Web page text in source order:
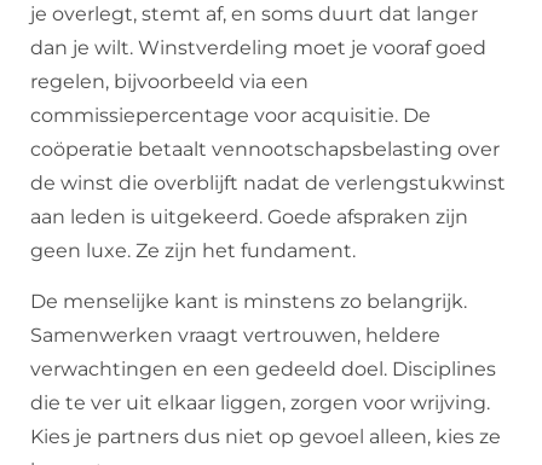
je overlegt, stemt af, en soms duurt dat langer
dan je wilt. Winstverdeling moet je vooraf goed
regelen, bijvoorbeeld via een
commissiepercentage voor acquisitie. De
coöperatie betaalt vennootschapsbelasting over
de winst die overblijft nadat de verlengstukwinst
aan leden is uitgekeerd. Goede afspraken zijn
geen luxe. Ze zijn het fundament.
De menselijke kant is minstens zo belangrijk.
Samenwerken vraagt vertrouwen, heldere
verwachtingen en een gedeeld doel. Disciplines
die te ver uit elkaar liggen, zorgen voor wrijving.
Kies je partners dus niet op gevoel alleen, kies ze